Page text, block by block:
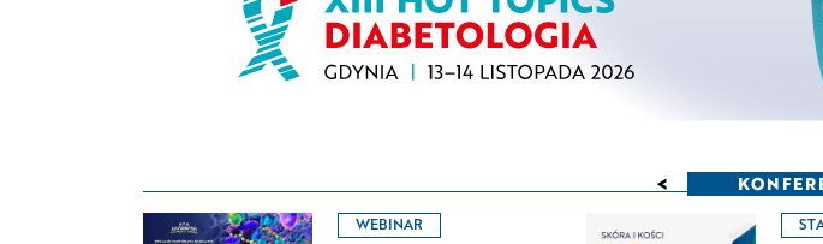
<
WEBINAR